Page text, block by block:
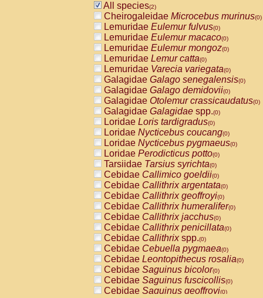
All species(2)
Cheirogaleidae Microcebus murinus(0)
Lemuridae Eulemur fulvus(0)
Lemuridae Eulemur macaco(0)
Lemuridae Eulemur mongoz(0)
Lemuridae Lemur catta(0)
Lemuridae Varecia variegata(0)
Galagidae Galago senegalensis(0)
Galagidae Galago demidovii(0)
Galagidae Otolemur crassicaudatus(0)
Galagidae Galagidae spp.(0)
Loridae Loris tardigradus(0)
Loridae Nycticebus coucang(0)
Loridae Nycticebus pygmaeus(0)
Loridae Perodicticus potto(0)
Tarsiidae Tarsius syrichta(0)
Cebidae Callimico goeldii(0)
Cebidae Callithrix argentata(0)
Cebidae Callithrix geoffroyi(0)
Cebidae Callithrix humeralifer(0)
Cebidae Callithrix jacchus(0)
Cebidae Callithrix penicillata(0)
Cebidae Callithrixspp.(0)
Cebidae Cebuella pygmaea(0)
Cebidae Leontopithecus rosalia(0)
Cebidae Saguinus bicolor(0)
Cebidae Saguinus fuscicollis(0)
Cebidae Saguinus geoffroyi(0)